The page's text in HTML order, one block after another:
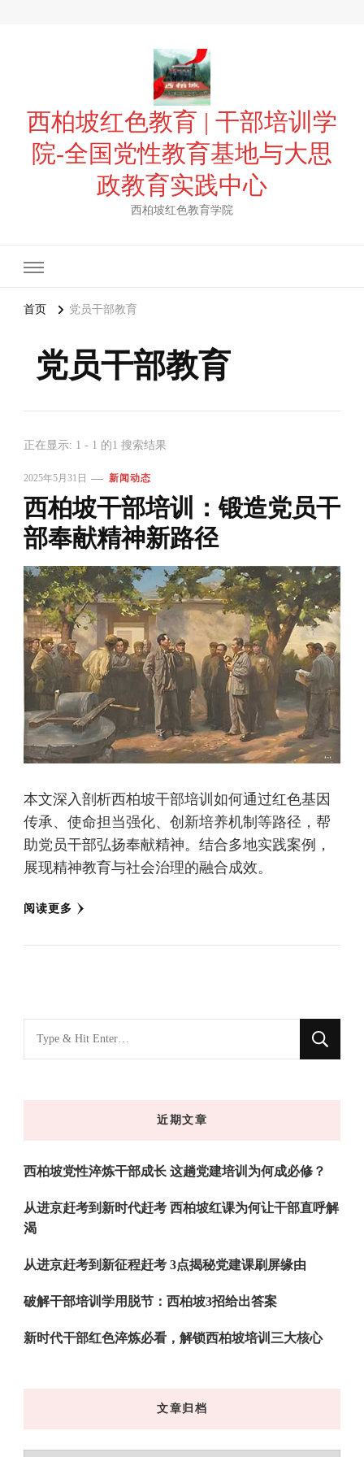
西柏坡红色教育 | 干部培训学
院-全国党性教育基地与大思
政教育实践中心
西柏坡红色教育学院
首页 党员干部教育
党员干部教育
正在显示: 1 - 1 的1 搜索结果
2025年5月31日 新闻动态
西柏坡干部培训：锻造党员干
部奉献精神新路径
本文深入剖析西柏坡干部培训如何通过红色基因
传承、使命担当强化、创新培养机制等路径，帮
助党员干部弘扬奉献精神。结合多地实践案例，
展现精神教育与社会治理的融合成效。
阅读更多
找
什
近期文章
西柏坡党性淬炼干部成长 这趟党建培训为何成必修？
从进京赶考到新时代赶考 西柏坡红课为何让干部直呼解
渴
从进京赶考到新征程赶考 3点揭秘党建课刷屏缘由
破解干部培训学用脱节：西柏坡3招给出答案
新时代干部红色淬炼必看，解锁西柏坡培训三大核心
文章归档